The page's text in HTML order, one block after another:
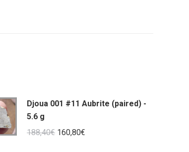
Djoua 001 #11 Aubrite (paired) -
5.6 g
188,40€ Le
160,80€